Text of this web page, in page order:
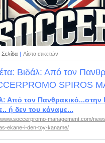
Σελίδα | Λίστα ετικετών
Βιδάλ: Από τον
SPIROS
Από τον
ή δεν του κάναμε...
management.com/
ekane-i-den-toy-kaname/